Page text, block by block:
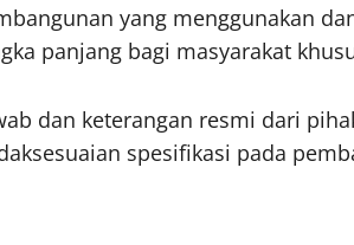
yang menggunakan
panjang bagi masyarakat
dan keterangan resmi dari
spesifikasi pada